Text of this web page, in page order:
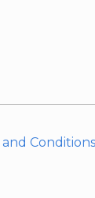
Conditions